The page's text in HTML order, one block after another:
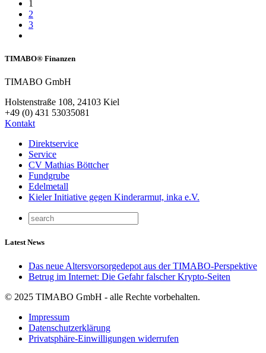
1
2
3
TIMABO® Finanzen
TIMABO GmbH
Holstenstraße 108, 24103 Kiel
+49 (0) 431 53035081
Kontakt
Direktservice
Service
CV Mathias Böttcher
Fundgrube
Edelmetall
Kieler Initiative gegen Kinderarmut, inka e.V.
Latest News
Das neue Altersvorsorgedepot aus der TIMABO-Perspektive
Betrug im Internet: Die Gefahr falscher Krypto-Seiten
© 2025 TIMABO GmbH - alle Rechte vorbehalten.
Impressum
Datenschutzerklärung
Privatsphäre-Einwilligungen widerrufen